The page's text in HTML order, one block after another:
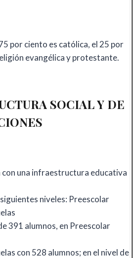
por ciento es católica, el 25 por
evangélica y protestante.
SOCIAL Y DE
con una infraestructura educativa
niveles: Preescolar
391 alumnos, en Preescolar
con 528 alumnos; en el nivel de